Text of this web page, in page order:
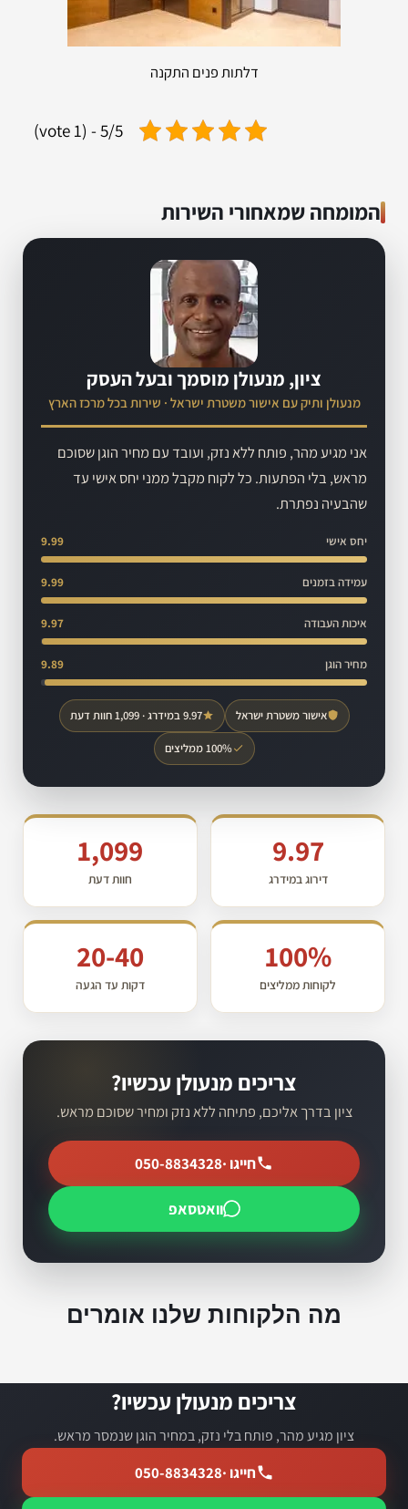
דלתות פנים התקנה
5/5 - (1 vote)
המומחה שמאחורי השירות
ציון, מנעולן מוסמך ובעל העסק
מנעולן ותיק עם אישור משטרת ישראל · שירות בכל מרכז הארץ
אני מגיע מהר, פותח ללא נזק, ועובד עם מחיר הוגן שסוכם
מראש, בלי הפתעות. כל לקוח מקבל ממני יחס אישי עד
שהבעיה נפתרת.
יחס אישי 9.99
עמידה בזמנים 9.99
איכות העבודה 9.97
מחיר הוגן 9.89
אישור משטרת ישראל 9.97 במידרג · 1,099 חוות דעת
100% ממליצים
9.97
דירוג במידרג
1,099
חוות דעת
100%
לקוחות ממליצים
20-40
דקות עד הגעה
צריכים מנעולן עכשיו?
ציון בדרך אליכם, פתיחה ללא נזק ומחיר שסוכם מראש.
חייגו ·050-8834328
וואטסאפ
מה הלקוחות שלנו אומרים
צריכים מנעולן עכשיו?
ציון מגיע מהר, פותח בלי נזק, במחיר הוגן שנמסר מראש.
חייגו ·050-8834328